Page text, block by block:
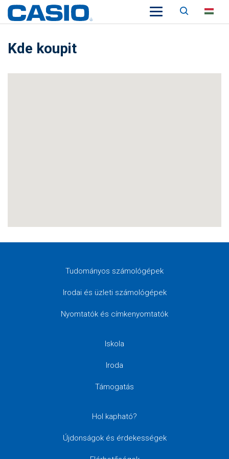
Keresés
Kde koupit
Tudományos számológépek
Irodai és üzleti számológépek
Nyomtatók és címkenyomtatók
Iskola
Iroda
Támogatás
Hol kapható?
Újdonságok és érdekességek